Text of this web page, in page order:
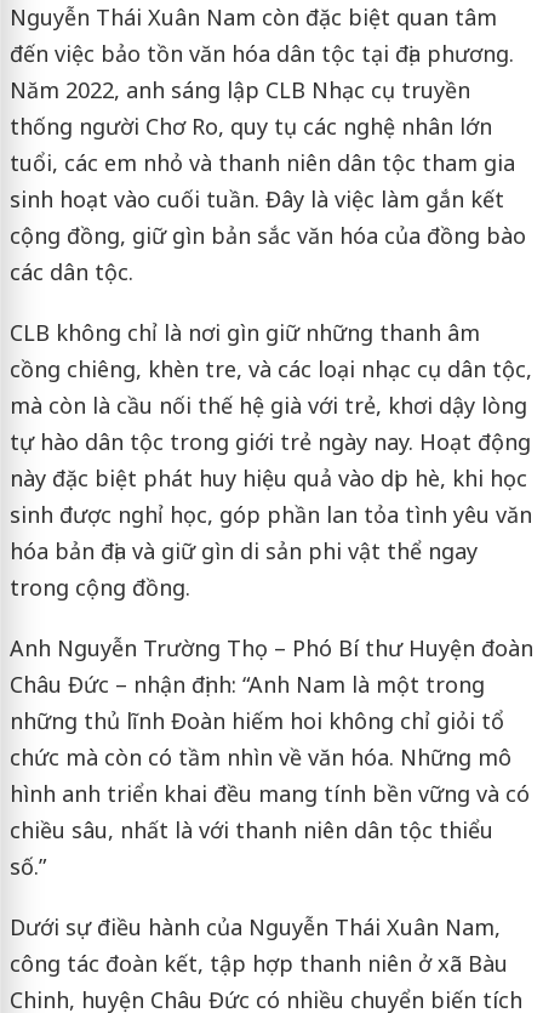
Nguyễn Thái Xuân Nam còn đặc biệt quan tâm
đến việc bảo tồn văn hóa dân tộc tại địa phương.
Năm 2022, anh sáng lập CLB Nhạc cụ truyền
thống người Chơ Ro, quy tụ các nghệ nhân lớn
tuổi, các em nhỏ và thanh niên dân tộc tham gia
sinh hoạt vào cuối tuần. Đây là việc làm gắn kết
cộng đồng, giữ gìn bản sắc văn hóa của đồng bào
các dân tộc.
CLB không chỉ là nơi gìn giữ những thanh âm
cồng chiêng, khèn tre, và các loại nhạc cụ dân tộc,
mà còn là cầu nối thế hệ già với trẻ, khơi dậy lòng
tự hào dân tộc trong giới trẻ ngày nay. Hoạt động
này đặc biệt phát huy hiệu quả vào dịp hè, khi học
sinh được nghỉ học, góp phần lan tỏa tình yêu văn
hóa bản địa và giữ gìn di sản phi vật thể ngay
trong cộng đồng.
Anh Nguyễn Trường Thọ – Phó Bí thư Huyện đoàn
Châu Đức – nhận định: “Anh Nam là một trong
những thủ lĩnh Đoàn hiếm hoi không chỉ giỏi tổ
chức mà còn có tầm nhìn về văn hóa. Những mô
hình anh triển khai đều mang tính bền vững và có
chiều sâu, nhất là với thanh niên dân tộc thiểu
số.”
Dưới sự điều hành của Nguyễn Thái Xuân Nam,
công tác đoàn kết, tập hợp thanh niên ở xã Bàu
Chinh, huyện Châu Đức có nhiều chuyển biến tích